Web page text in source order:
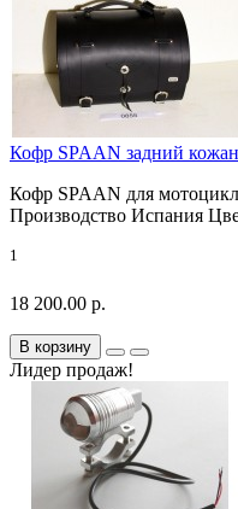
Кофр SPAAN задний
Кофр SPAAN для
Производство Испания
1
18 200.00 р.
В корзину
Лидер продаж!